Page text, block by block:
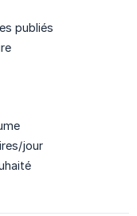
publiés
jour